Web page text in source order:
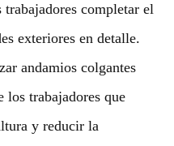
completar el
exteriores en detalle.
andamios colgantes
los trabajadores que
y reducir la